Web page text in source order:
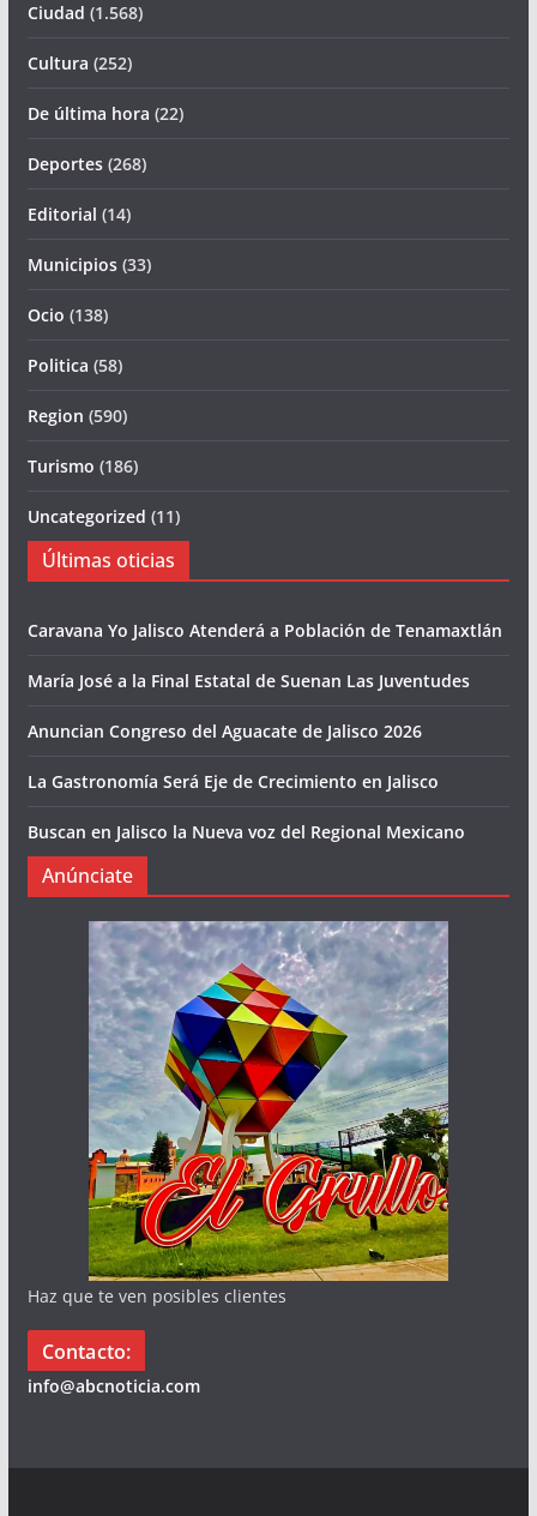
Ciudad (1.568)
Cultura (252)
De última hora (22)
Deportes(268)
Editorial (14)
Municipios(33)
Ocio (138)
Politica (58)
Region (590)
Turismo (186)
Uncategorized (11)
Últimas oticias
Caravana Yo Jalisco Atenderá a Población de Tenamaxtlán
María José a la Final Estatal de Suenan Las Juventudes
Anuncian Congreso del Aguacate de Jalisco 2026
La Gastronomía Será Eje de Crecimiento en Jalisco
Buscan en Jalisco la Nueva voz del Regional Mexicano
Anúnciate
Haz que te ven posibles clientes
Contacto:
info@abcnoticia.com